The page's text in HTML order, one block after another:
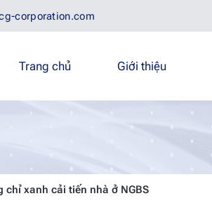
corporation.com
Trang chủ Giới thiệu
chỉ xanh cải tiến nhà ở NGBS